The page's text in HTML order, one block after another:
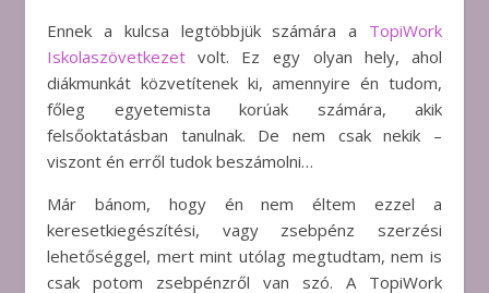
Ennek a kulcsa legtöbbjük számára a TopiWork
Iskolaszövetkezet volt. Ez egy olyan hely, ahol
diákmunkát közvetítenek ki, amennyire én tudom,
főleg egyetemista korúak számára, akik
felsőoktatásban tanulnak. De nem csak nekik –
viszont én erről tudok beszámolni…
Már bánom, hogy én nem éltem ezzel a
keresetkiegészítési, vagy zsebpénz szerzési
lehetőséggel, mert mint utólag megtudtam, nem is
csak potom zsebpénzről van szó. A TopiWork